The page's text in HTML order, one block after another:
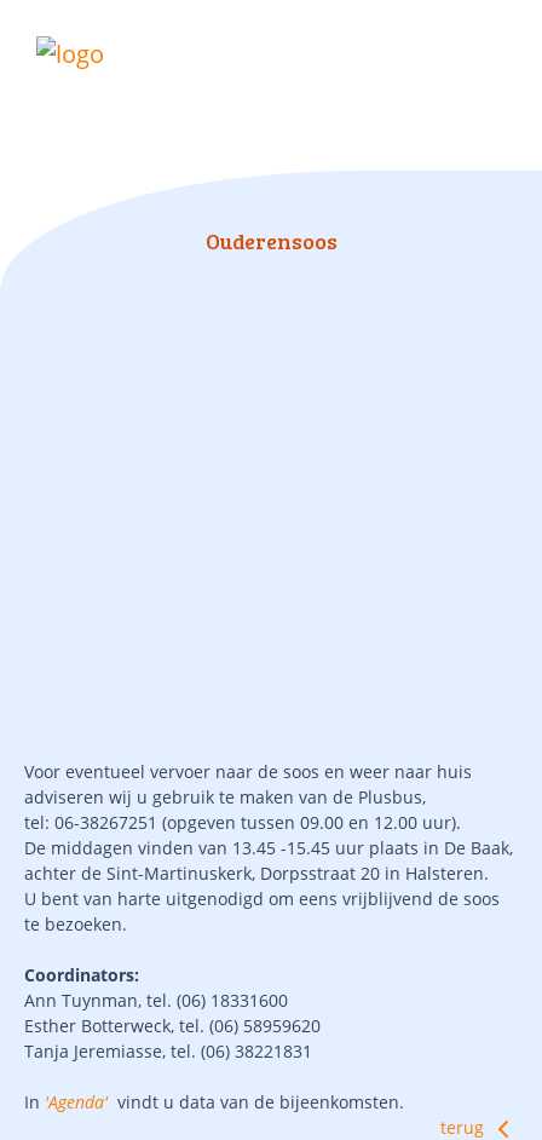
Ouderensoos
Voor eventueel vervoer naar de soos en weer naar huis
adviseren wij u gebruik te maken van de Plusbus,
tel: 06-38267251 (opgeven tussen 09.00 en 12.00 uur).
De middagen vinden van 13.45 -15.45 uur plaats in De Baak,
achter de Sint-Martinuskerk, Dorpsstraat 20 in Halsteren.
U bent van harte uitgenodigd om eens vrijblijvend de soos
te bezoeken.
Coordinators:
Ann Tuynman, tel. (06) 18331600
Esther Botterweck, tel. (06) 58959620
Tanja Jeremiasse, tel. (06) 38221831
In 'Agenda' vindt u data van de bijeenkomsten.
terug